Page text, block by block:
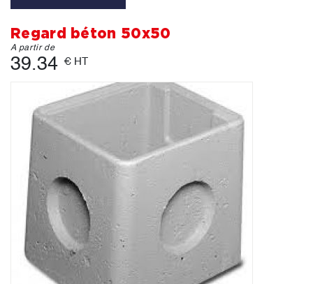
Regard béton 50x50
A partir de
39.34 € HT